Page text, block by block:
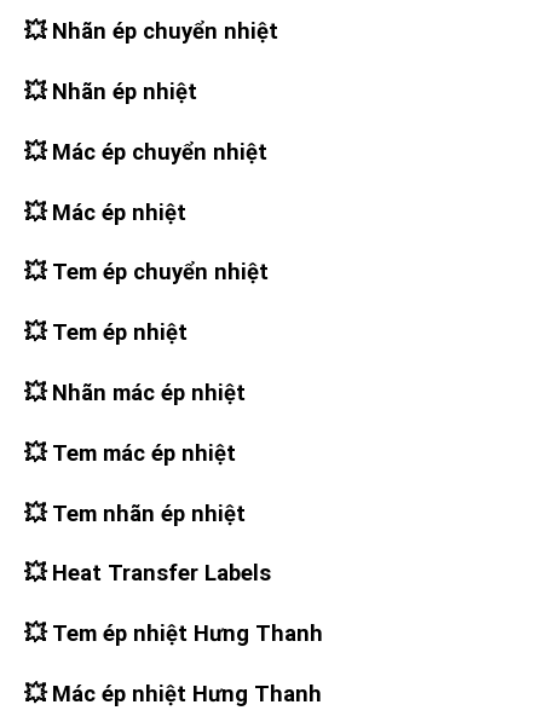
💥 Nhãn ép chuyển nhiệt
💥Nhãn ép nhiệt
💥Mác ép chuyển nhiệt
💥Mác ép nhiệt
💥Tem ép chuyển nhiệt
💥Tem ép nhiệt
💥Nhãn mác ép nhiệt
💥Tem mác ép nhiệt
💥Tem nhãn ép nhiệt
💥Heat Transfer Labels
💥Tem ép nhiệt Hưng Thanh
💥Mác ép nhiệt Hưng Thanh